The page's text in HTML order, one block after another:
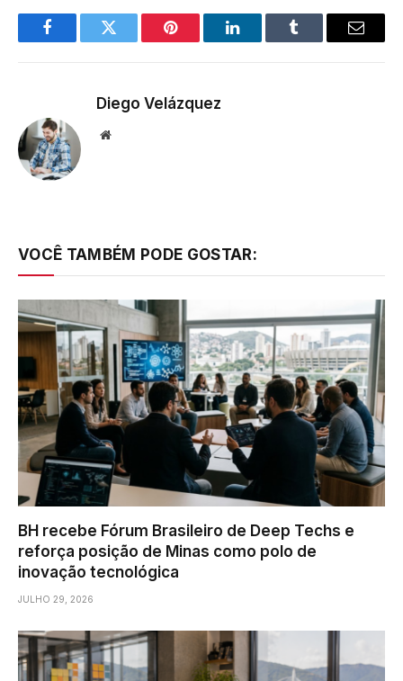
FacebookTwitter Pinterest LinkedInTumblr Email
Diego Velázquez
Website
VOCÊ TAMBÉM PODE GOSTAR:
BH recebe Fórum Brasileiro de Deep Techs e
reforça posição de Minas como polo de
inovação tecnológica
JULHO 29, 2026